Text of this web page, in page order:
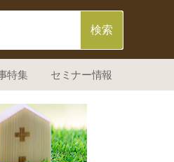
特集 セミナー情報